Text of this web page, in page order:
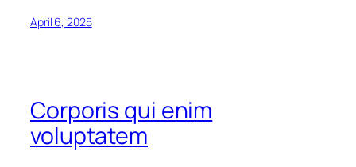
April 6, 2025
Corporis qui enim
voluptatem